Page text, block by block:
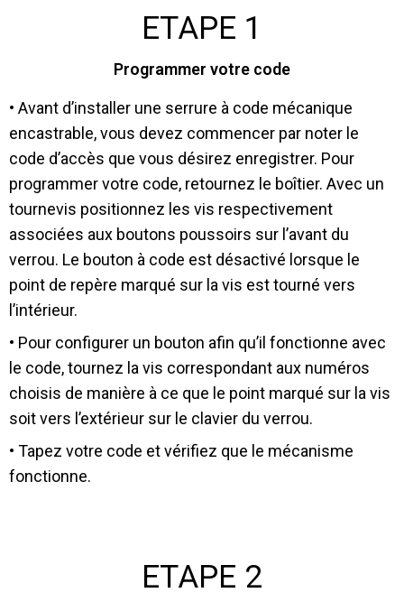
ETAPE 1
Programmer votre code
• Avant d’installer une serrure à code mécanique
encastrable, vous devez commencer par noter le
code d’accès que vous désirez enregistrer. Pour
programmer votre code, retournez le boîtier. Avec un
tournevis positionnez les vis respectivement
associées aux boutons poussoirs sur l’avant du
verrou. Le bouton à code est désactivé lorsque le
point de repère marqué sur la vis est tourné vers
l’intérieur.
• Pour configurer un bouton afin qu’il fonctionne avec
le code, tournez la vis correspondant aux numéros
choisis de manière à ce que le point marqué sur la vis
soit vers l’extérieur sur le clavier du verrou.
• Tapez votre code et vérifiez que le mécanisme
fonctionne.
ETAPE 2